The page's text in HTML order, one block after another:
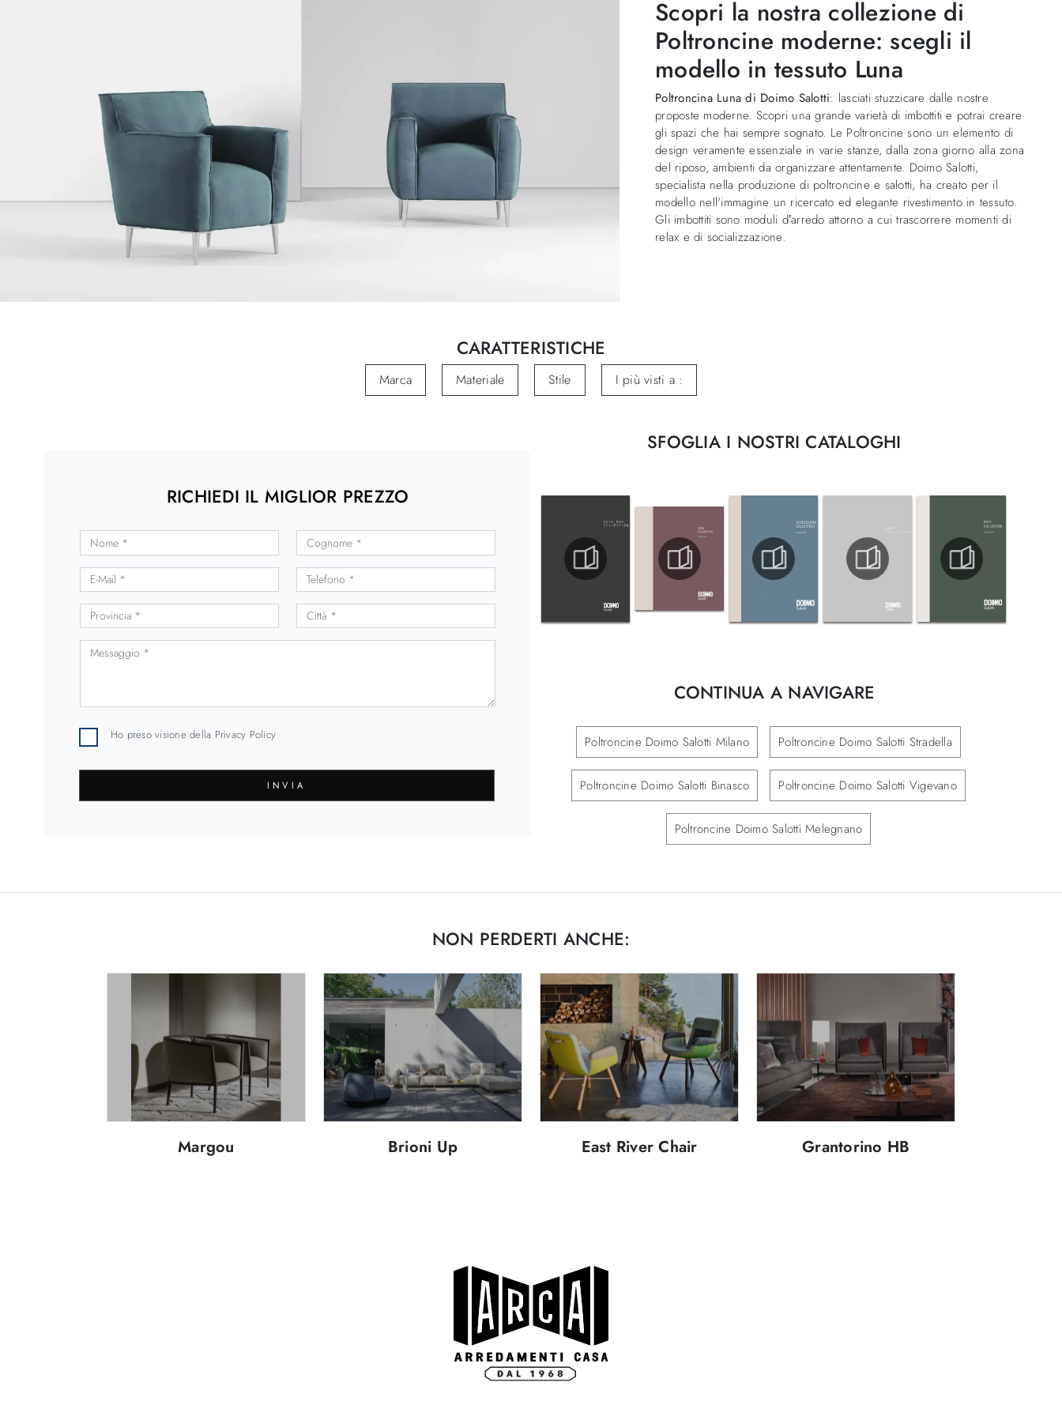
Scopri la nostra collezione di
Poltroncine moderne: scegli il
modello in tessuto Luna
Poltroncina Luna di Doimo Salotti: lasciati stuzzicare dalle nostre
proposte moderne. Scopri una grande varietà di imbottiti e potrai creare
gli spazi che hai sempre sognato. Le Poltroncine sono un elemento di
design veramente essenziale in varie stanze, dalla zona giorno alla zona
del riposo, ambienti da organizzare attentamente. Doimo Salotti,
specialista nella produzione di poltroncine e salotti, ha creato per il
modello nell'immagine un ricercato ed elegante rivestimento in tessuto.
Gli imbottiti sono moduli d’arredo attorno a cui trascorrere momenti di
relax e di socializzazione.
CARATTERISTICHE
Marca Materiale Stile I più visti a :
RICHIEDI IL MIGLIOR PREZZO
Ho preso visione della Privacy Policy
INVIA
SFOGLIA I NOSTRI CATALOGHI
CONTINUA A NAVIGARE
Poltroncine Doimo Salotti Milano Poltroncine Doimo Salotti Stradella
Poltroncine Doimo Salotti Binasco Poltroncine Doimo Salotti Vigevano
Poltroncine Doimo Salotti Melegnano
NON PERDERTI ANCHE:
Margou Brioni Up East River Chair Grantorino HB